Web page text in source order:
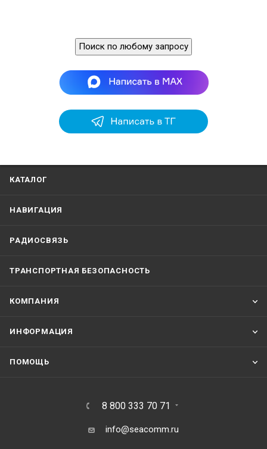
версии 9,84 Вт
Размеры, мм
(ШxВxГ)
210x142x77
Поиск по любому запросу
КАТАЛОГ
НАВИГАЦИЯ
РАДИОСВЯЗЬ
ТРАНСПОРТНАЯ БЕЗОПАСНОСТЬ
КОМПАНИЯ
ИНФОРМАЦИЯ
ПОМОЩЬ
8 800 333 70 71
info@seacomm.ru